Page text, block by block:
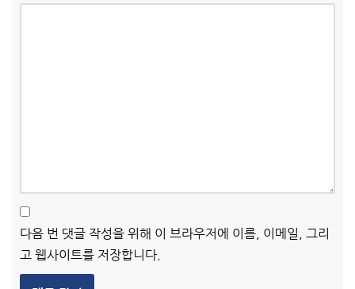
다음 번 댓글 작성을 위해 이 브라우저에 이름, 이메일, 그리
고 웹사이트를 저장합니다.